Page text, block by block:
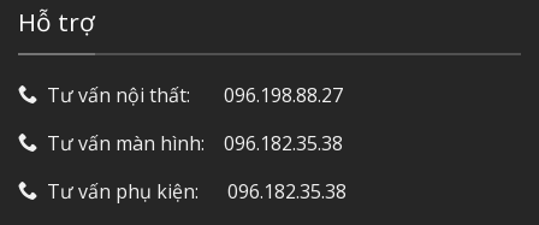
Hỗ trợ
Tư vấn nội thất: ‎ ‎ ‎ ‎ ‎ ‎ 096.198.88.27
Tư vấn màn hình: ‎ ‎ ‎ 096.182.35.38
Tư vấn phụ kiện: ‎ ‎ ‎ ‎‎ ‎ 096.182.35.38